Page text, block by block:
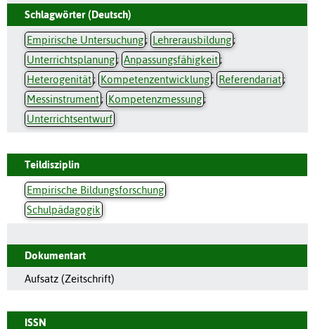
Schlagwörter (Deutsch)
Empirische Untersuchung; Lehrerausbildung;
Unterrichtsplanung; Anpassungsfähigkeit;
Heterogenität; Kompetenzentwicklung; Referendariat;
Messinstrument; Kompetenzmessung;
Unterrichtsentwurf
Teildisziplin
Empirische Bildungsforschung
Schulpädagogik
Dokumentart
Aufsatz (Zeitschrift)
ISSN